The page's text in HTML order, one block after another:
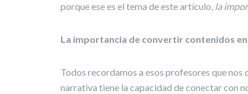
porque ese es el tema de este artículo, la
La importancia de convertir contenidos
Todos recordamos a esos profesores que
narrativa tiene la capacidad de conectar con